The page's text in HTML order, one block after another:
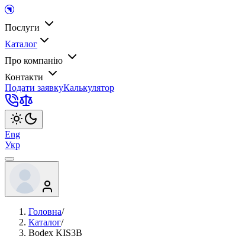
Послуги
Каталог
Про компанію
Контакти
Подати заявкуКалькулятор
Eng
Укр
Головна/
Каталог/
Bodex KIS3B